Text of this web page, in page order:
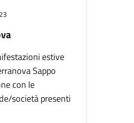
estive
Sappo
con le
società presenti